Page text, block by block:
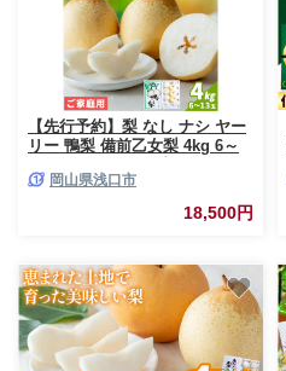
【先行予約】梨 なし ナシ ヤー
リー 鴨梨 備前乙女梨 4kg 6～
旬頃より発送予定》石原果樹園
岡山県 浅口市 果物 フルーツ 新
岡山県浅口市
18,500円